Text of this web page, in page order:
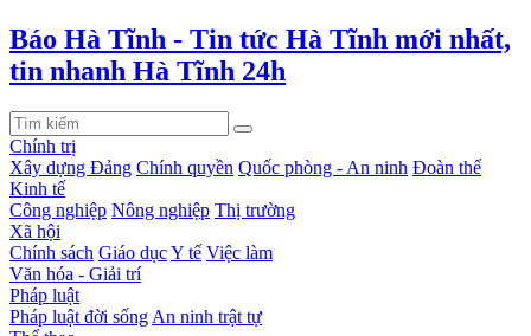
Báo Hà Tĩnh - Tin tức Hà Tĩnh mới nhất,
tin nhanh Hà Tĩnh 24h
Chính trị
Xây dựng Đảng Chính quyền Quốc phòng - An ninh Đoàn thể
Kinh tế
Công nghiệp Nông nghiệp Thị trường
Xã hội
Chính sách Giáo dụcY tế Việc làm
Văn hóa - Giải trí
Pháp luật
Pháp luật đời sống An ninh trật tự